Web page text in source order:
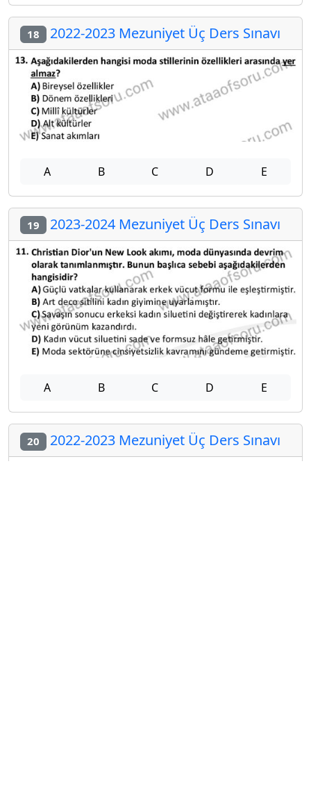
18 2022-2023 Mezuniyet Üç Ders Sınavı
A B C D E
19 2023-2024 Mezuniyet Üç Ders Sınavı
A B C D E
20 2022-2023 Mezuniyet Üç Ders Sınavı